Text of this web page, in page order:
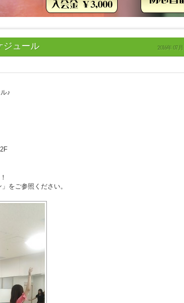
ジュール 2016年 07月
♪
をご参照ください。